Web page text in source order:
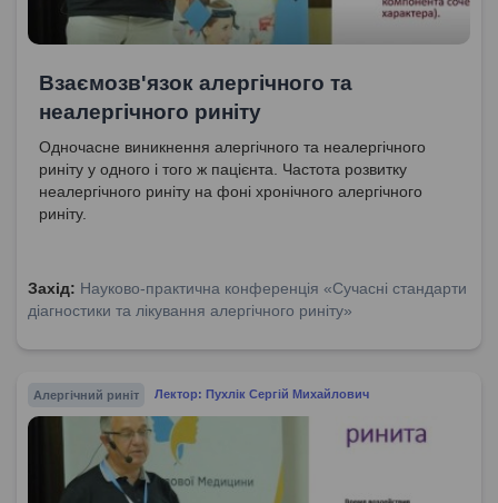
Взаємозв'язок алергічного та
неалергічного риніту
Одночасне виникнення алергічного та неалергічного
риніту у одного і того ж пацієнта. Частота розвитку
неалергічного риніту на фоні хронічного алергічного
риніту.
Захід: Науково-практична конференція «Сучасні стандарти
діагностики та лікування алергічного риніту»
Алергічний риніт Лектор: Пухлік Сергій Михайлович